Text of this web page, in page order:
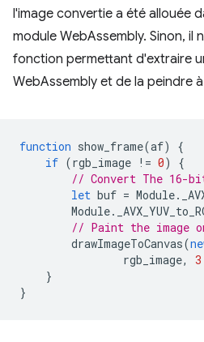
l'image convertie a été allouée
module WebAssembly. Sinon, il
fonction permettant d'extraire
WebAssembly et de la peindre
function show_frame(af)
{
if (rgb_image != 0)
{
// Convert The 16-
let buf = Module.
Module.
// Paint the image
drawImageToCanvas(
rgb_image, 3
}
}